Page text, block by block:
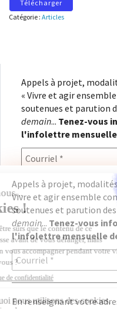
Télécharger
Catégorie : Articles
Appels à projet,
« Vivre et agir
soutenues et parution
demain... Tenez-vous
l'infolettre mensuelle
En renseignant votre
consentez à recevoir
Seligmann,
confidentialité. Il vous
désabonner à tout
Appels à projet,
Vivre et agir ensemble
soutenues et parution
demain... Tenez-vous
l'infolettre mensuelle
En renseignant votre